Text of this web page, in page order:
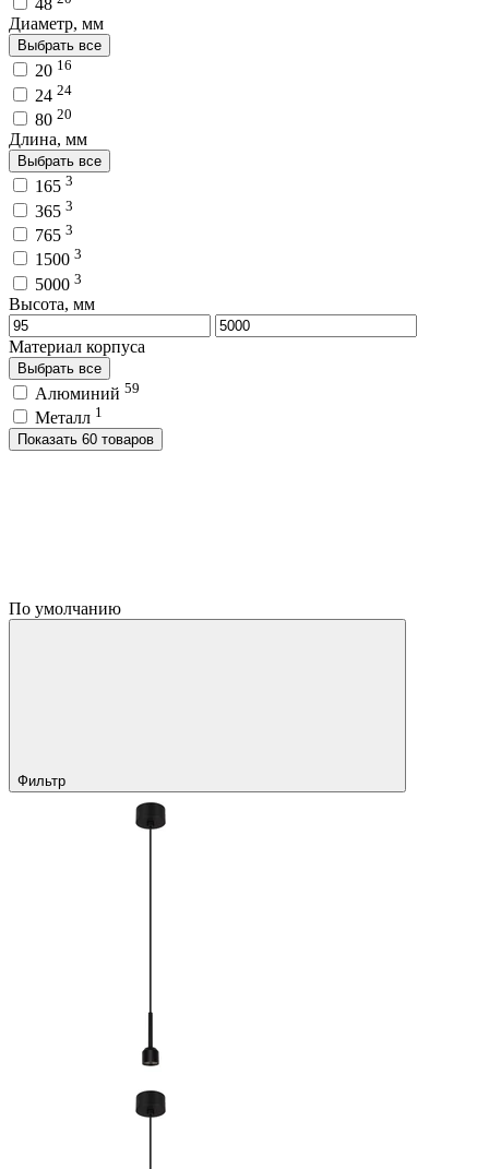
48
Диаметр, мм
Выбрать все
20 16
24 24
80 20
Длина, мм
Выбрать все
165 3
365 3
765 3
1500 3
5000 3
Высота, мм
Материал корпуса
Выбрать все
Алюминий 59
Металл 1
Показать 60 товаров
По умолчанию
Фильтр